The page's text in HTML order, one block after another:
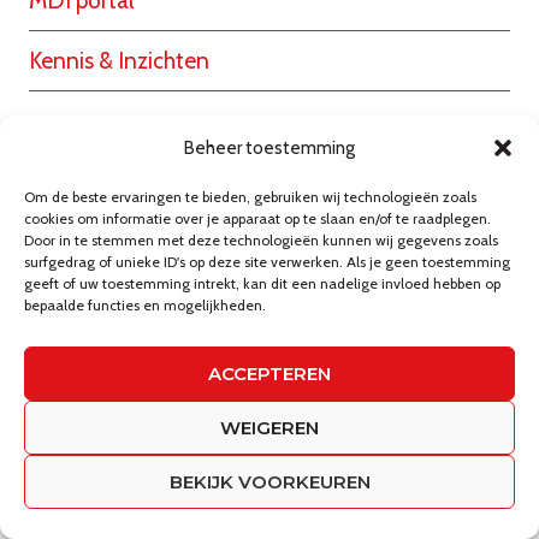
Beheer toestemming
Om de beste ervaringen te bieden, gebruiken wij technologieën zoals
cookies om informatie over je apparaat op te slaan en/of te raadplegen.
Door in te stemmen met deze technologieën kunnen wij gegevens zoals
surfgedrag of unieke ID's op deze site verwerken. Als je geen toestemming
geeft of uw toestemming intrekt, kan dit een nadelige invloed hebben op
bepaalde functies en mogelijkheden.
ACCEPTEREN
WEIGEREN
BEKIJK VOORKEUREN
Kennis & Inzichten
Over MDI Logistics
Contact
Werken bij
© 2026 - Circle branding Privacybeleid
Algemene voorwaarden Kosten en toeslagen